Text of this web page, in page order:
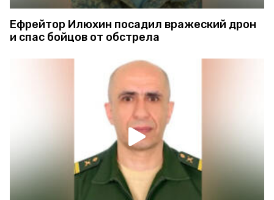
Ефрейтор Илюхин посадил вражеский дрон
и спас бойцов от обстрела